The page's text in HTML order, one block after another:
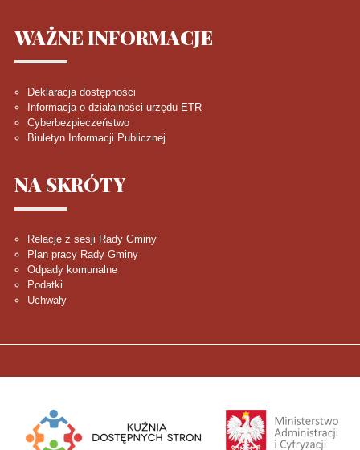
WAŻNEINFORMACJE
Deklaracja dostępności
Informacja o działalności urzędu ETR
Cyberbezpieczeństwo
Biuletyn Informacji Publicznej
NA SKRÓTY
Relacje z sesji Rady Gminy
Plan pracy Rady Gminy
Odpady komunalne
Podatki
Uchwały